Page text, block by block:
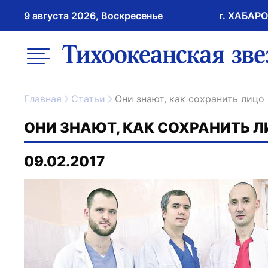
9 августа 2026, Воскресенье г.
меню ссылка на
Главная Статьи Они знают, как сохранить лицо
ОНИ ЗНАЮТ, КАК СОХРАНИТЬ
09.02.2017